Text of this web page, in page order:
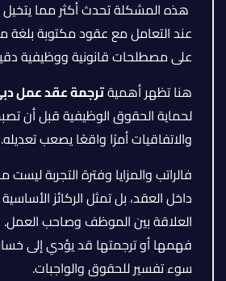
هذه المشكلة تحدث أكثر مما يتخيل
عند التعامل مع عقود مكتوبة بلغة
على مصطلحات قانونية ووظيفية
هنا تظهر أهميةترجمة عقد عمل
لحماية الحقوق الوظيفية قبل أن
والاتفاقيات أمرًا واقعًا يصعب تعديله.
فالراتب والمزايا وفترة التجربة ليست
داخل العقد، بل تمثل الركائز
العلاقة بين الموظف وصاحب
فهمها أو ترجمتها قد يؤدي إلى
سوء تفسير للحقوق والواجبات.